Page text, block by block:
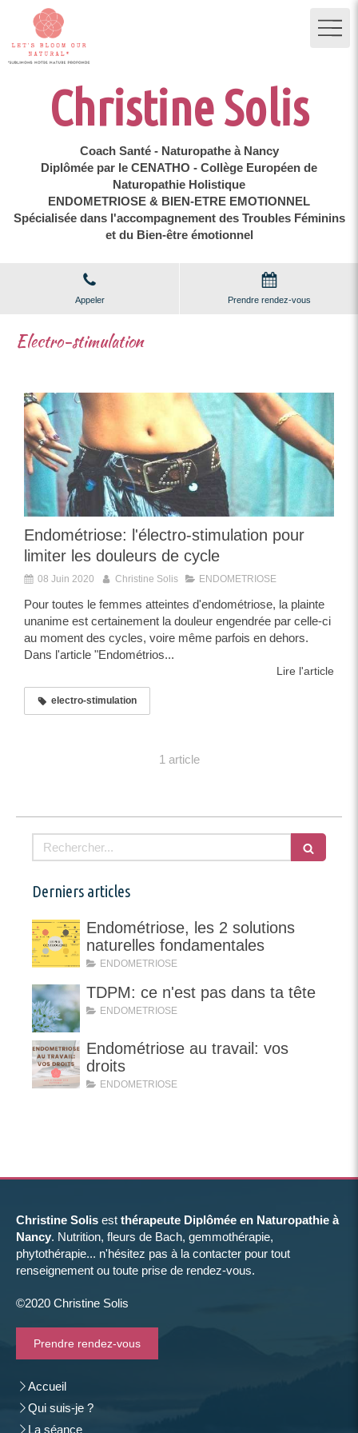
Christine Solis
Coach Santé - Naturopathe à Nancy
Diplômée par le CENATHO - Collège Européen de
Naturopathie Holistique
ENDOMETRIOSE & BIEN-ETRE EMOTIONNEL
Spécialisée dans l'accompagnement des Troubles Féminins
et du Bien-être émotionnel
Appeler Prendre rendez-vous
Electro-stimulation
Endométriose: l'électro-stimulation pour
limiter les douleurs de cycle
08 Juin 2020 Christine Solis ENDOMETRIOSE
Pour toutes le femmes atteintes d'endométriose, la plainte
unanime est certainement la douleur engendrée par celle-ci
au moment des cycles, voire même parfois en dehors.
Dans l'article "Endométrios...
Lire l'article
electro-stimulation
1 article
Rechercher
Derniers articles
Endométriose, les 2 solutions
naturelles fondamentales
ENDOMETRIOSE
TDPM: ce n'est pas dans ta tête
ENDOMETRIOSE
Endométriose au travail: vos
droits
ENDOMETRIOSE
Christine Solis est thérapeute Diplômée en Naturopathie à
Nancy. Nutrition, fleurs de Bach, gemmothérapie,
phytothérapie... n'hésitez pas à la contacter pour tout
renseignement ou toute prise de rendez-vous.
©2020 Christine Solis
Prendre rendez-vous
Accueil
Qui suis-je ?
La séance